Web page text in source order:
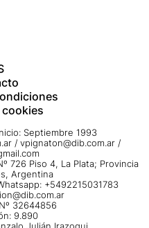
Septiembre 1993
/ vpignaton@dib.com.ar /
726 Piso 4, La Plata; Provincia
Argentina
+5492215031783
32644856
9.890